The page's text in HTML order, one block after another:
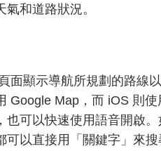
和道路狀況。
面顯示導航所規劃的路線
Google Map，而 iOS 則
可以快速使用語音開啟
以直接用「關鍵字」來